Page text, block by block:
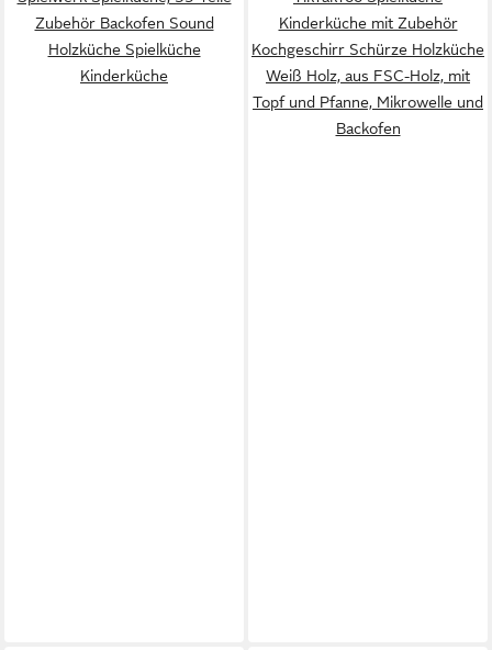
Zubehör Backofen Sound
Holzküche Spielküche
Kinderküche
Kinderküche mit Zubehör
Kochgeschirr Schürze Holzküche
Weiß Holz, aus FSC-Holz, mit
Topf und Pfanne, Mikrowelle und
Backofen